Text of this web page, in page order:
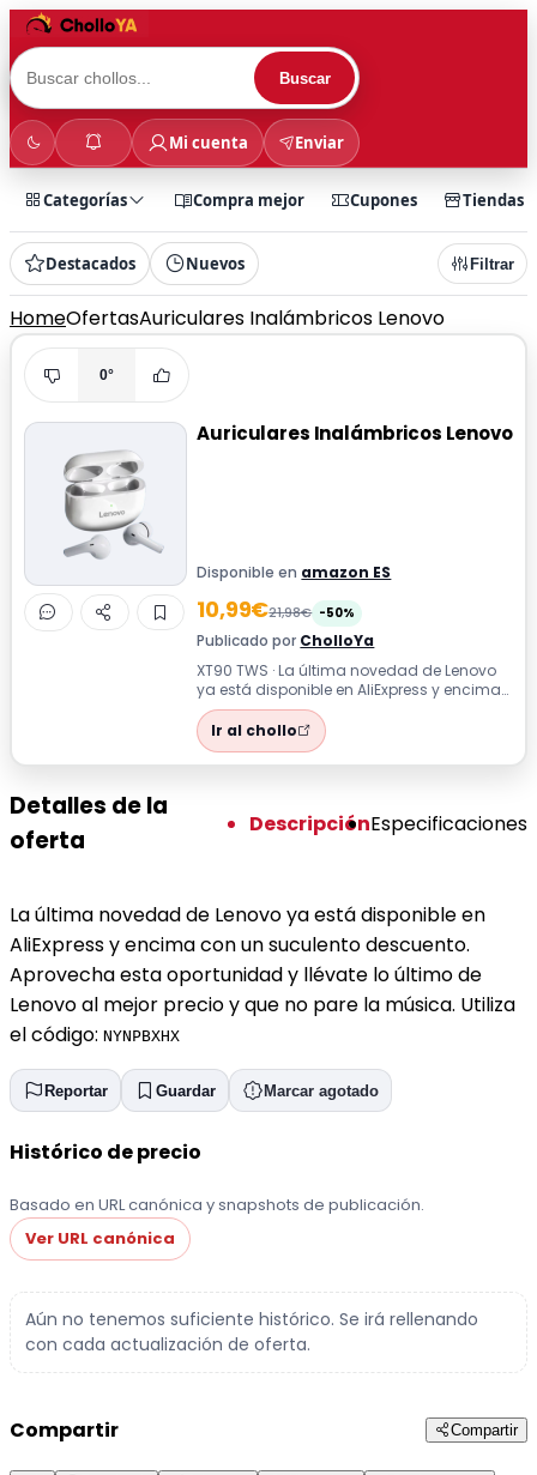
Buscar
Mi cuenta Enviar
Categorías Compra mejor Cupones Tiendas
Destacados Nuevos Filtrar
HomeOfertasAuriculares Inalámbricos Lenovo
0°
Auriculares Inalámbricos Lenovo
Disponible en amazon ES
10,99€21,98€ -50%
Publicado por CholloYa
XT90 TWS · La última novedad de Lenovo
ya está disponible en AliExpress y encima
con un suculento descuento. Aprovech...
Ir al chollo
Detalles de la
oferta
DescripciónEspecificaciones
La última novedad de Lenovo ya está disponible en
AliExpress y encima con un suculento descuento.
Aprovecha esta oportunidad y llévate lo último de
Lenovo al mejor precio y que no pare la música. Utiliza
el código: NYNPBXHX
Reportar Guardar Marcar agotado
Histórico de precio
Basado en URL canónica y snapshots de publicación.
Ver URL canónica
Aún no tenemos suficiente histórico. Se irá rellenando
con cada actualización de oferta.
Compartir Compartir